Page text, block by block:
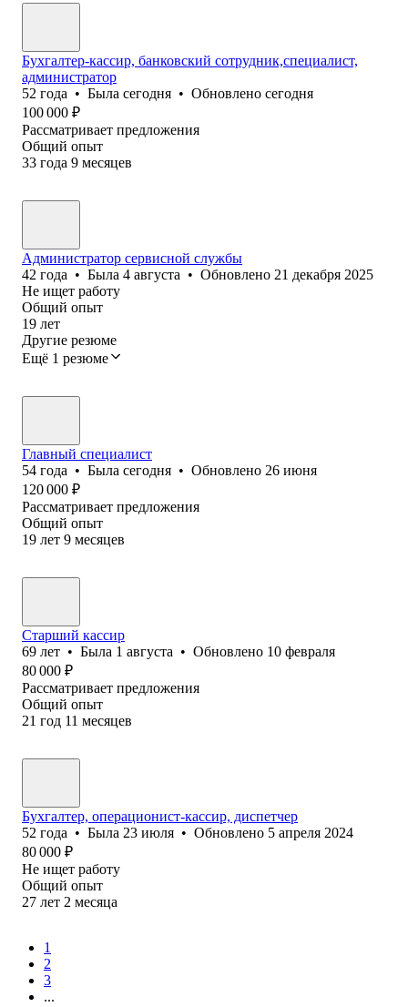
Бухгалтер-кассир, банковский сотрудник,специалист,
администратор
52 года • Была сегодня • Обновлено сегодня
100 000 ₽
Рассматривает предложения
Общий опыт
33 года 9 месяцев
Администратор сервисной службы
42 года • Была 4 августа • Обновлено 21 декабря 2025
Не ищет работу
Общий опыт
19 лет
Другие резюме
Ещё 1 резюме
Главный специалист
54 года • Была сегодня • Обновлено 26 июня
120 000 ₽
Рассматривает предложения
Общий опыт
19 лет 9 месяцев
Старший кассир
69 лет • Была 1 августа • Обновлено 10 февраля
80 000 ₽
Рассматривает предложения
Общий опыт
21 год 11 месяцев
Бухгалтер, операционист-кассир, диспетчер
52 года • Была 23 июля • Обновлено 5 апреля 2024
80 000 ₽
Не ищет работу
Общий опыт
27 лет 2 месяца
1
2
3
...